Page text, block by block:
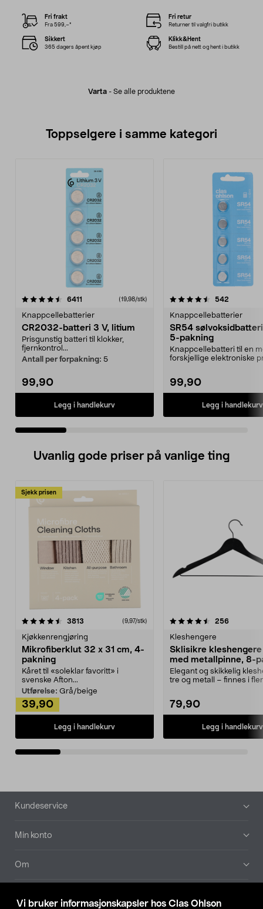
Vi bruker informasjonskapsler hos Clas Ohlson
Varta - Se alle produktene
Fri frakt
Fra 599,–*
Fri retur
Returner til valgfri butikk
Sikkert
365 dagers åpent kjøp
Klikk&Hent
Bestill på nett og hent i butikk
Toppselgere i samme kategori
6411 anmeldelser(19,98/stk)
Knappcellebatterier
CR2032-batteri 3 V, litium
Prisgunstig batteri til klokker,
fjernkontrol...
Antall per forpakning: 5
99,90
Legg i handlekurv
4.5 av 5 stjerner 542
Knappcellebatterier
SR54 sølvoksidbatteri
5-pakning
Knappcellebatteri til en
forskjellige elektroniske
99,90
Legg i handlekurv
4.5 av 5 stjerner
Uvanlig gode priser på vanlige ting
Sjekk prisen
3813 anmeldelser(9,97/stk)
Kjøkkenrengjøring
Mikrofiberklut 32 x 31 cm, 4-
pakning
Kåret til «soleklar favoritt» i
svenske Afton...
Utførelse: Grå/beige
39,90
Legg i handlekurv
4.5av 5 stjerner 256
Kleshengere
Sklisikre
med metallpinne, 8-
Elegant og skikkelig
tre og metall – finnes i
79,90
Legg i handlekurv
4.5av 5 stjerner
Bunntekst
Kundeservice
Min konto
Om